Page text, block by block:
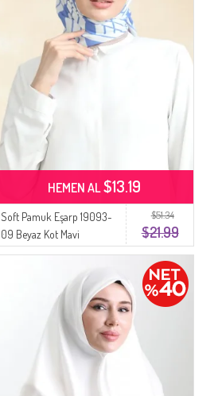
$51.34
$21.99
Soft Pamuk Eşarp 19093-
09 Beyaz Kot Mavi
HEMEN AL$13.19